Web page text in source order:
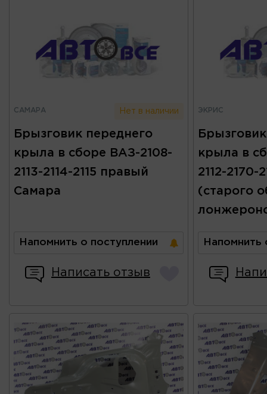
САМАРА Нет в наличии
Брызговик переднего
крыла в сборе ВАЗ-2108-
2113-2114-2115 правый
Самара
Напомнить о поступлении
Написать отзыв
ЭКРИС
крыла в
2112-2170-
(старого
Напомнить